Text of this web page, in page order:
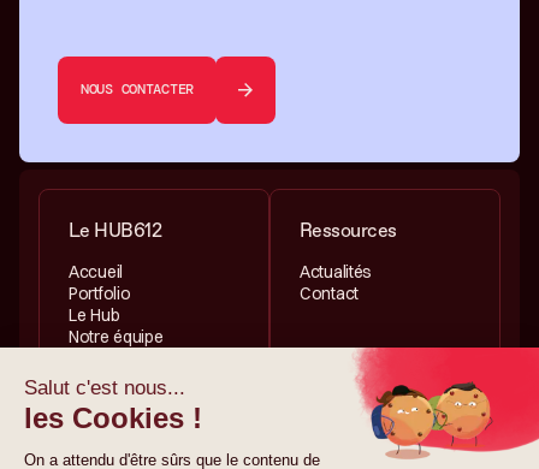
NOUS CONTACTER
Le HUB612
Accueil
Portfolio
Le Hub
Notre équipe
Ressources
Actualités
Contact
Services
Investissement
Informations légales
Politique de